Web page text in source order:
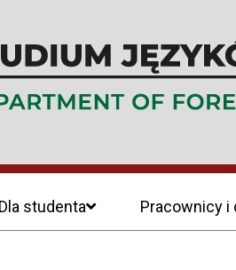
Dla studenta Pracownicy i